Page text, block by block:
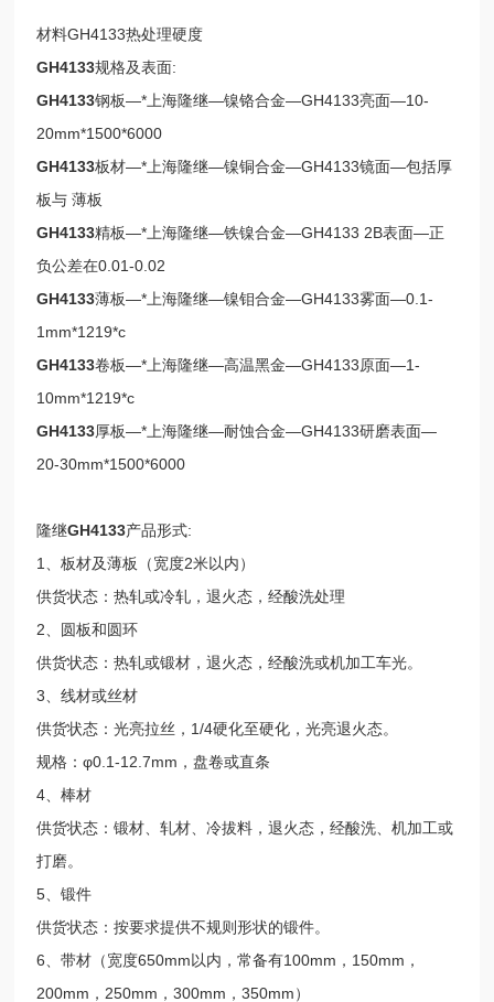
材料GH4133热处理硬度
GH4133规格及表面:
GH4133钢板—*上海隆继—镍铬合金—GH4133亮面—10-
20mm*1500*6000
GH4133板材—*上海隆继—镍铜合金—GH4133镜面—包括厚
板与 薄板
GH4133精板—*上海隆继—铁镍合金—GH4133 2B表面—正
负公差在0.01-0.02
GH4133薄板—*上海隆继—镍钼合金—GH4133雾面—0.1-
1mm*1219*c
GH4133卷板—*上海隆继—高温黑金—GH4133原面—1-
10mm*1219*c
GH4133厚板—*上海隆继—耐蚀合金—GH4133研磨表面—
20-30mm*1500*6000
隆继GH4133产品形式:
1、板材及薄板（宽度2米以内）
供货状态：热轧或冷轧，退火态，经酸洗处理
2、圆板和圆环
供货状态：热轧或锻材，退火态，经酸洗或机加工车光。
3、线材或丝材
供货状态：光亮拉丝，1/4硬化至硬化，光亮退火态。
规格：φ0.1-12.7mm，盘卷或直条
4、棒材
供货状态：锻材、轧材、冷拔料，退火态，经酸洗、机加工或
打磨。
5、锻件
供货状态：按要求提供不规则形状的锻件。
6、带材（宽度650mm以内，常备有100mm，150mm，
200mm，250mm，300mm，350mm）